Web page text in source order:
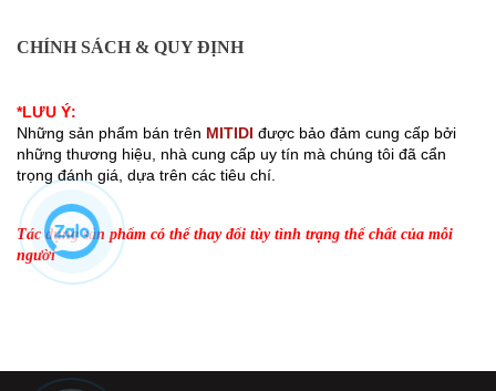
CHÍNH SÁCH & QUY ĐỊNH
*LƯU Ý:
Những sản phẩm bán trên MITIDI được bảo đảm cung cấp bởi
những thương hiệu, nhà cung cấp uy tín mà chúng tôi đã cẩn
trọng đánh giá, dựa trên các tiêu chí.
Nội dung trên trang chỉ được dùng để tham khảo và không thể thay thế chỉ
dẫn của các chuyên gia.
Tác dụng sản phẩm có thể thay đổi tùy tình trạng thể chất của mỗi
người